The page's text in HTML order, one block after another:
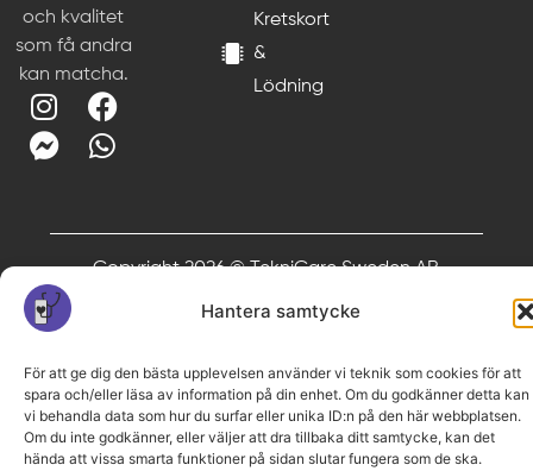
Hantera samtycke
För att ge dig den bästa upplevelsen använder vi teknik som cookies för att
spara och/eller läsa av information på din enhet. Om du godkänner detta kan
vi behandla data som hur du surfar eller unika ID:n på den här webbplatsen.
Om du inte godkänner, eller väljer att dra tillbaka ditt samtycke, kan det
hända att vissa smarta funktioner på sidan slutar fungera som de ska.
och kvalitet
som få andra
kan matcha.
Kretskort
&
Lödning
Copyright 2026 © TekniCare Sweden AB